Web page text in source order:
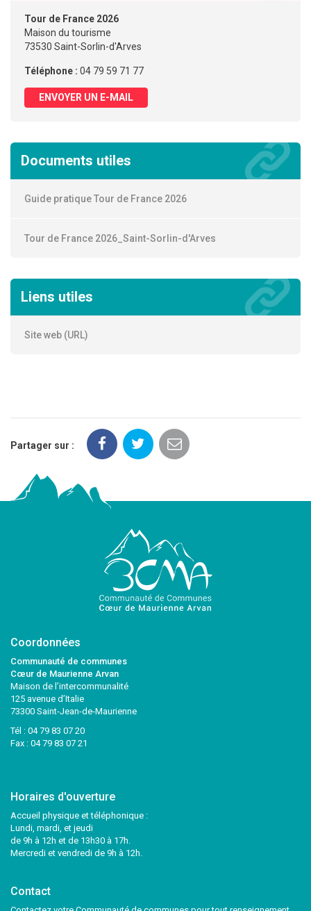
Tour de France 2026
Maison du tourisme
73530 Saint-Sorlin-d'Arves
Téléphone : 04 79 59 71 77
ENVOYER UN E-MAIL
Documents utiles
Guide pratique Tour de France 2026
Tour de France 2026_Saint-Sorlin-d'Arves
Liens utiles
Site web (URL)
Partager sur :
Coordonnées
Communauté de communes
Cœur de Maurienne Arvan
Maison de l’intercommunalité
125 avenue d’Italie
73300 Saint-Jean-de-Maurienne
Tél : 04 79 83 07 20
Fax : 04 79 83 07 21
Horaires d'ouverture
Accueil physique et téléphonique :
Lundi, mardi, et jeudi
de 9h à 12h et de 13h30 à 17h.
Mercredi et vendredi de 9h à 12h.
Contact